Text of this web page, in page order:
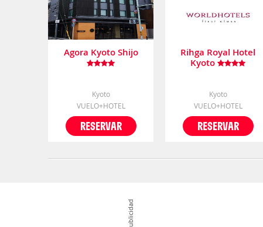
Agora Kyoto Shijo
Kyoto
VUELO+HOTEL
RESERVAR
Rihga Royal Hotel
Kyoto
Kyoto
VUELO+HOTEL
RESERVAR
Publicidad